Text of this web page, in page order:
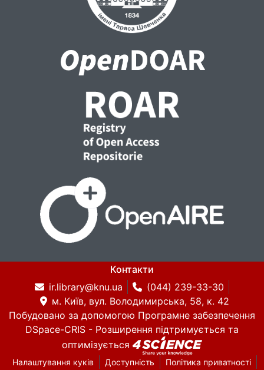
бути використані для визначення
перспективності порід різного
пустотного простору при вивченні їх
нафтогазоносності.
Контакти
ir.library@knu.ua
(044) 239-33-30
м. Київ, вул. Володимирська, 58, к. 42
Побудовано за допомогою Програмне забезпечення
DSpace-CRIS - Розширення підтримується та
оптимізується
Налаштування куків Доступність Політика приватності